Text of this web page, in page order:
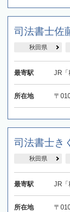
司法書士佐
秋田県
最寄駅 JR「
所在地 〒
司法書士き
秋田県
最寄駅 JR「
所在地 〒